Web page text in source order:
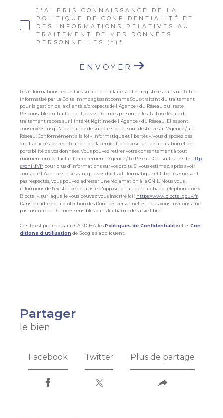
J'AI PRIS CONNAISSANCE DE LA
POLITIQUE DE CONFIDENTIALITÉ ET
DES INFORMATIONS RELATIVES AU
TRAITEMENT DE MES DONNÉES
PERSONNELLES (*)*
ENVOYER
Les informations recueillies sur ce formulaire sont enregistrées dans un fichier
informatisé par La Boite Immo agissant comme Sous-traitant du traitement
pour la gestion de la clientèle/prospects de l'Agence / du Réseau qui reste
Responsable du Traitement de vos Données personnelles. La base légale du
traitement repose sur l'intérêt légitime de l'Agence / du Réseau. Elles sont
conservées jusqu'à demande de suppression et sont destinées à l'Agence / au
Réseau. Conformément à la loi « informatique et libertés », vous disposez des
droits d’accès, de rectification, d’effacement, d’opposition, de limitation et de
portabilité de vos données. Vous pouvez retirer votre consentement à tout
moment en contactant directement l’Agence / Le Réseau. Consultez le site http
s://cnil.fr/fr pour plus d’informations sur vos droits. Si vous estimez, après avoir
contacté l'Agence / le Réseau, que vos droits « Informatique et Libertés » ne sont
pas respectés, vous pouvez adresser une réclamation à la CNIL. Nous vous
informons de l’existence de la liste d'opposition au démarchage téléphonique «
Bloctel », sur laquelle vous pouvez vous inscrire ici : https://www.bloctel.gouv.fr.
Dans le cadre de la protection des Données personnelles, nous vous invitons à ne
pas inscrire de Données sensibles dans le champ de saisie libre.
Ce site est protégé par reCAPTCHA, lesPolitiques de Confidentialitéet esCon
ditions d'utilisation de Google s'appliquent.
partager
le bien
Facebook Twitter Plus de partage